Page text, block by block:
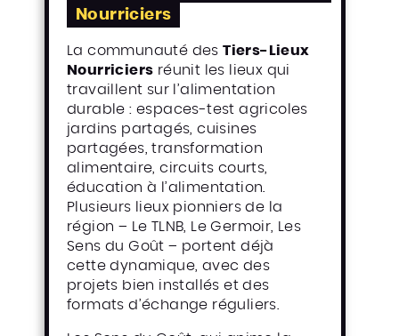
Nourriciers
La communauté desTiers-Lieux
Nourriciers réunit les lieux qui
travaillent sur l’alimentation
durable : espaces-test agricoles
jardins partagés, cuisines
partagées, transformation
alimentaire, circuits courts,
éducation à l’alimentation.
Plusieurs lieux pionniers de la
région – Le TLNB, Le Germoir, Les
Sens du Goût – portent déjà
cette dynamique, avec des
projets bien installés et des
formats d’échange réguliers.